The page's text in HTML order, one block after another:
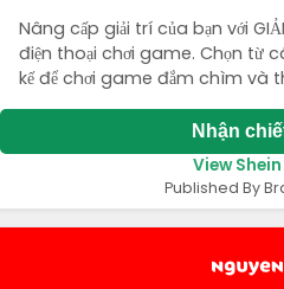
Nâng cấp giải trí của bạn với
điện thoại chơi game. Chọn từ
kế để chơi game đắm chìm và
Nhận
View
Published By